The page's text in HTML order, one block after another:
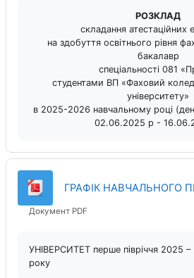
РОЗКЛАД
складання атестаційних
на здобуття освітнього рівня
бакалавр
спеціальності 081
студентами ВП «Фаховий
університету»
в 2025-2026 навчальному році
02.06.2025 р -
ГРАФІК НАВЧАЛЬНОГО
Документ PDF
УНІВЕРСИТЕТ перше півріччя 2025 –
року